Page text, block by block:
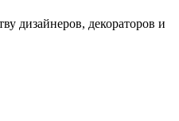
дизайнеров, декораторов и